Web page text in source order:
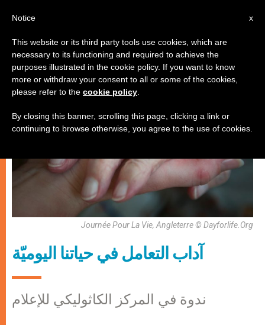
فنّ وثقافة
Journée Pour La Vie, Angleterre © Dayforlife.org
آداب التعامل في حياتنا اليوميّة
ندوة في المركز الكاثوليكي للإعلام
x
Notice
This website or its third party tools use cookies, which are
necessary to its functioning and required to achieve the
purposes illustrated in the cookie policy. If you want to know
more or withdraw your consent to all or some of the cookies,
please refer to the cookie policy
By closing this banner, scrolling this page, clicking a link or
continuing to browse otherwise, you agree to the use of cookies.